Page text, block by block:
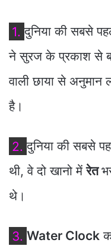
1. दुनिया की सबसे
ने सुरज के प्रकाश से
वाली छाया से
है।
2. दुनिया की सबसे
थी, वे दो खानो मेंरेत
थे।
3. Water Clock